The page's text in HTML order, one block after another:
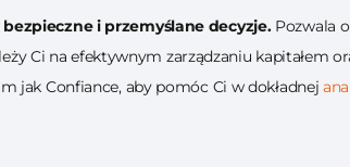
i przemyślane decyzje.Pozwala
Ci na efektywnym zarządzaniu kapitałem
jak Confiance, aby pomóc Ci w dokładnej